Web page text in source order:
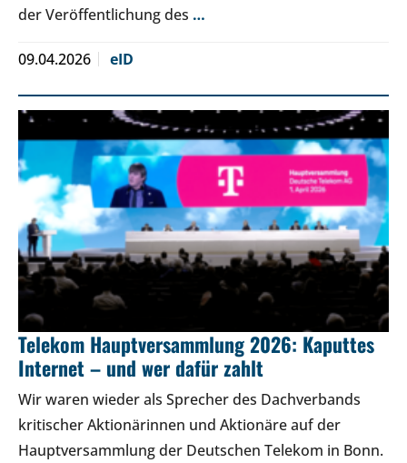
der Veröffentlichung des …
09.04.2026 eID
Telekom Hauptversammlung 2026: Kaputtes
Internet – und wer dafür zahlt
Wir waren wieder als Sprecher des Dachverbands
kritischer Aktionärinnen und Aktionäre auf der
Hauptversammlung der Deutschen Telekom in Bonn.